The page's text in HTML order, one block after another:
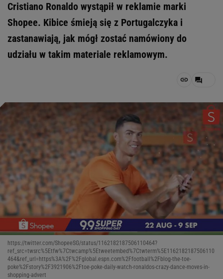
Cristiano Ronaldo wystąpił w reklamie marki
Shopee. Kibice śmieją się z Portugalczyka i
zastanawiają, jak mógł zostać namówiony do
udziału w takim materiale reklamowym.
https://twitter.com/ShopeeSG/status/1162182187506110464?
ref_src=twsrc%5Etfw%7Ctwcamp%5Etweetembed%7Ctwterm%5E1162182187506110
464&ref_url=https%3A%2F%2Fglobal.espn.com%2Ffootball%2Fblog-the-toe-
poke%2Fstory%2F3921906%2Ftoe-poke-daily-watch-ronaldos-crazy-dance-moves-in-
shopping-advert